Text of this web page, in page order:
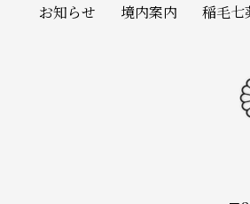
お知らせ 境内案内 稲毛七